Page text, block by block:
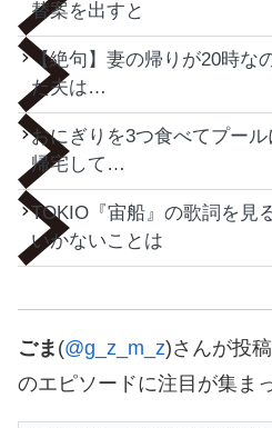
替案を出すと
【絶句】妻の帰りが20時な
た夫は…
おにぎりを3つ食べてプー
帰宅して…
TOKIO『宙船』の歌詞を見
いかないことは
ごま (@g_z_m_z)さんが投
のエピソードに注目が集ま